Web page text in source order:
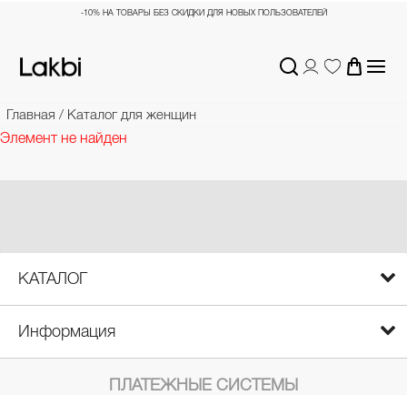
-10% НА ТОВАРЫ БЕЗ СКИДКИ ДЛЯ НОВЫХ ПОЛЬЗОВАТЕЛЕЙ
Главная / Каталог для женщин
Элемент не найден
КАТАЛОГ
Информация
ПЛАТЕЖНЫЕ СИСТЕМЫ